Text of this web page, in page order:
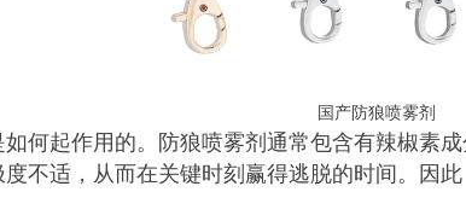
国产防狼喷雾剂
如何起作用的。防狼喷雾剂通常包含有辣椒素
不适，从而在关键时刻赢得逃脱的时间。因